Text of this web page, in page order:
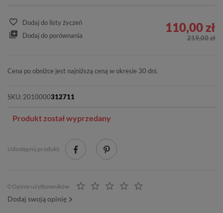
Dodaj do listy życzeń
Dodaj do porównania
110,00 zł
219,00 zł
Cena po obniżce jest najniższą ceną w okresie 30 dni.
SKU: 2010000312711
Produkt został wyprzedany
Udostępnij produkt:
0 Opinie użytkowników
Dodaj swoją opinię